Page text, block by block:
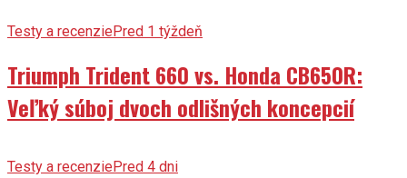
Testy a recenziePred 1 týždeň
Triumph Trident 660 vs. Honda CB650R:
Veľký súboj dvoch odlišných koncepcií
Testy a recenziePred 4 dni